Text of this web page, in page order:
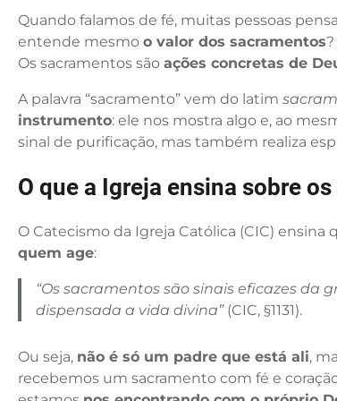
Quando falamos de fé, muitas pessoas
entende mesmo o valor dos sacramentos
Os sacramentos são ações concretas de
A palavra “sacramento” vem do latim
instrumento: ele nos mostra algo e, ao
sinal de purificação, mas também realiza
O que a Igreja ensina sobre
O Catecismo da Igreja Católica (CIC) ensina
quem age:
“Os sacramentos são sinais eficazes da
dispensada a vida divina”(CIC, §1131).
Ou seja, não é só um padre que está ali,
recebemos um sacramento com fé e